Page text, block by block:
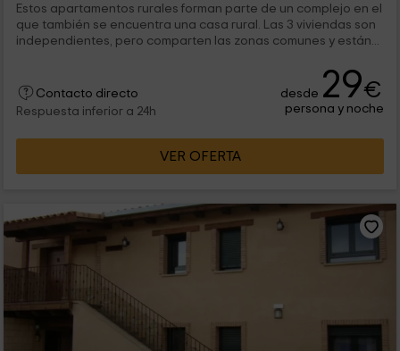
Estos apartamentos rurales forman parte de un complejo en el
que también se encuentra una casa rural. Las 3 viviendas son
independientes, pero comparten las zonas comunes y están...
Contacto directo
Respuesta inferior a 24h
desde 29€
persona y noche
VER OFERTA